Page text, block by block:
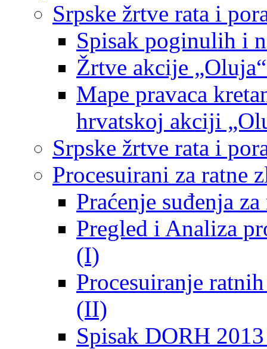
Srpske žrtve rata i
Spisak poginulih i
Žrtve akcije
Mape pravaca
hrvatskoj akciji
Srpske žrtve rata i
Procesuirani za ratne
Praćenje suđenja
Pregled i Analiza
(I)
Procesuiranje
(II)
Spisak DORH